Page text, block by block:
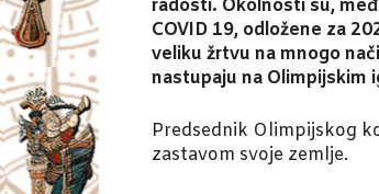
radosti. Okolnosti su,
COVID 19, odložene za
veliku žrtvu na mnogo
nastupaju na Olimpijskim
Predsednik Olimpijskog
zastavom svoje zemlje.